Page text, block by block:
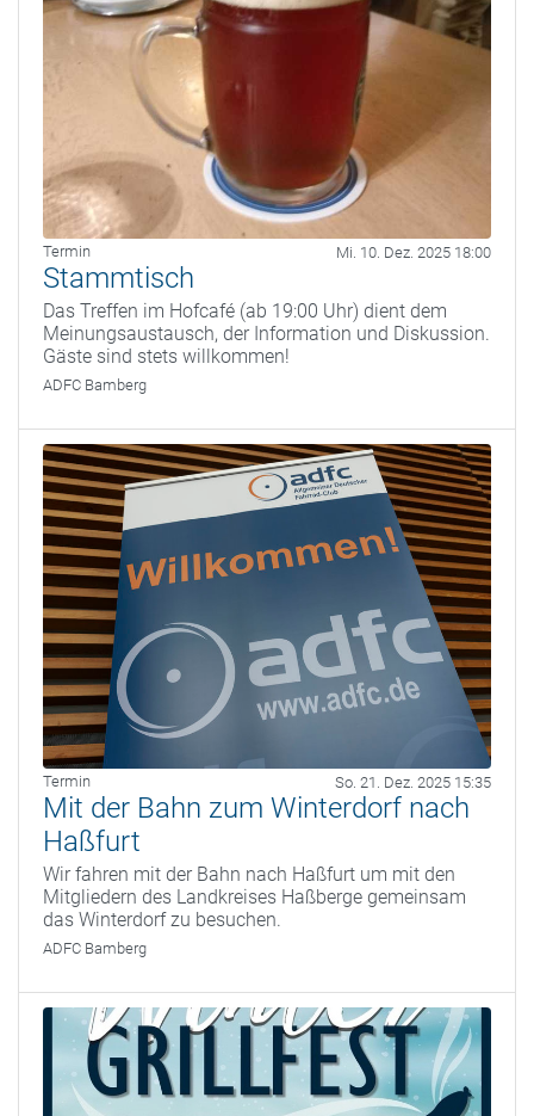
Termin Mi. 10. Dez. 2025 18:00
Stammtisch
Das Treffen im Hofcafé (ab 19:00 Uhr) dient dem
Meinungsaustausch, der Information und Diskussion.
Gäste sind stets willkommen!
ADFC Bamberg
Termin So. 21. Dez. 2025 15:35
Mit der Bahn zum Winterdorf nach
Haßfurt
Wir fahren mit der Bahn nach Haßfurt um mit den
Mitgliedern des Landkreises Haßberge gemeinsam
das Winterdorf zu besuchen.
ADFC Bamberg